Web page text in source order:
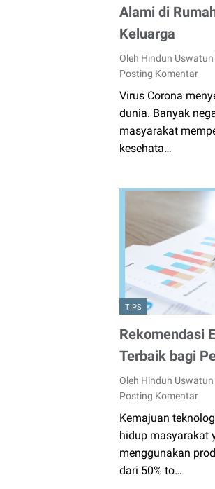
Alami di
Keluarga
Oleh Hindun Uswatun
Posting Komentar
Virus Corona
dunia. Banyak
masyarakat
kesehata…
TIPS
Rekomendasi
Terbaik bagi
Oleh Hindun Uswatun
Posting Komentar
Kemajuan
hidup masyarakat
menggunakan
dari 50% to…